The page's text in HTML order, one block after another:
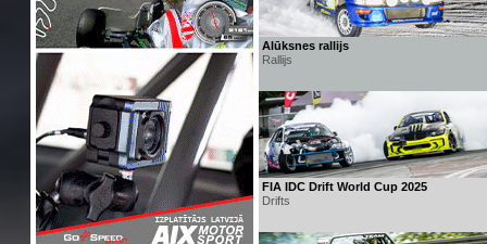
Alūksnes rallijs
Rallijs
FIA IDC Drift World Cup 2025
Drifts